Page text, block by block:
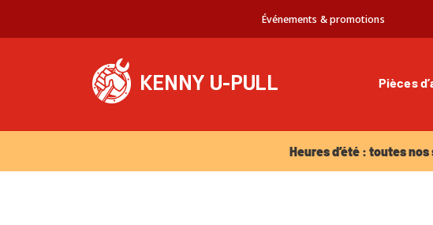
Événements & promotions
Pièces
Heures d’été : toutes